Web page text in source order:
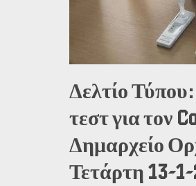
Δελτίο
τεστ για τον
Δημαρχείο
Τετάρτη 13-